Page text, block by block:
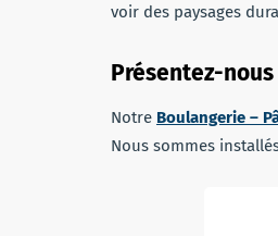
voir des paysages
Présentez-
Notre Boulangerie –
Nous sommes